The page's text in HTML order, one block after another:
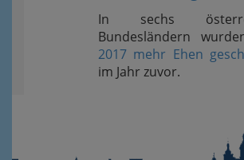
In sechs
Bundesländern
2017 mehr Ehen
im Jahr zuvor.